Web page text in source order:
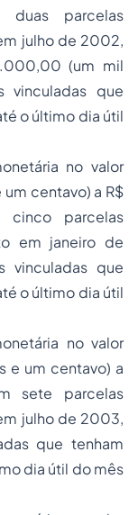
parcelas
julho de 2002,
(um mil
vinculadas que
o último dia útil
no valor
centavo) a R$
parcelas
em janeiro de
vinculadas que
o último dia útil
no valor
e um centavo) a
sete parcelas
julho de 2003,
que tenham
dia útil do mês